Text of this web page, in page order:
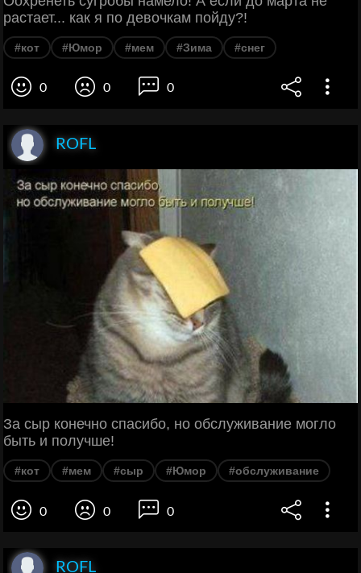
растает... как я по девочкам пойду?!
#кот #Юмор #мем #Зима #снег
0 0 0
ROFL
За сыр конечно спасибо, но обслуживание могло
быть и получше!
#кот #мем #сыр #Юмор #обслуживание
0 0 0
ROFL